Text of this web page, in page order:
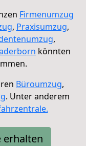
Firmenumzug
, Praxisumzug,
,
könnten
Büroumzug,
. Unter anderem
erhalten